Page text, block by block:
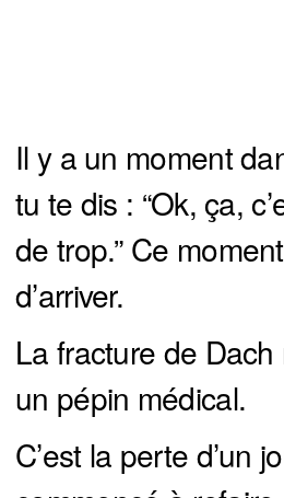
Il y a un moment
tu te dis : “Ok, ça,
de trop.” Ce
d’arriver.
La fracture de Dach
un pépin médical.
C’est la perte d’un